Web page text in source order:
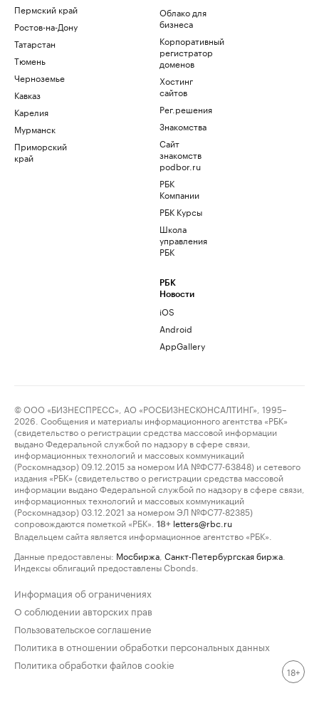
Пермский край
Ростов-на-Дону
Татарстан
Тюмень
Черноземье
Кавказ
Карелия
Мурманск
Приморский
край
Облако для
бизнеса
Корпоративный
регистратор
доменов
Хостинг
сайтов
Рег.решения
Знакомства
Сайт
знакомств
podbor.ru
РБК
Компании
РБК Курсы
Школа
управления
РБК
РБК
Новости
iOS
Android
AppGallery
© ООО «БИЗНЕСПРЕСС», АО «РОСБИЗНЕСКОНСАЛТИНГ», 1995–
2026. Сообщения и материалы информационного агентства «РБК»
(свидетельство о регистрации средства массовой информации
выдано Федеральной службой по надзору в сфере связи,
информационных технологий и массовых коммуникаций
(Роскомнадзор) 09.12.2015 за номером ИА №ФС77-63848) и сетевого
издания «РБК» (свидетельство о регистрации средства массовой
информации выдано Федеральной службой по надзору в сфере связи,
информационных технологий и массовых коммуникаций
(Роскомнадзор) 03.12.2021 за номером ЭЛ №ФС77-82385)
сопровождаются пометкой «РБК».
18+ letters@rbc.ru
Владельцем сайта является информационное агентство «РБК».
Данные предоставлены: Мосбиржа Санкт-Петербургская биржа
Индексы облигаций предоставлены Cbonds.
Информация об ограничениях
О соблюдении авторских прав
Пользовательское соглашение
Политика в отношении обработки персональных данных
Политика обработки файлов cookie
18+